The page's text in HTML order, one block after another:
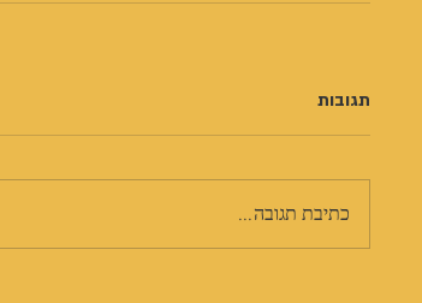
תגובות
כתיבת תגובה...